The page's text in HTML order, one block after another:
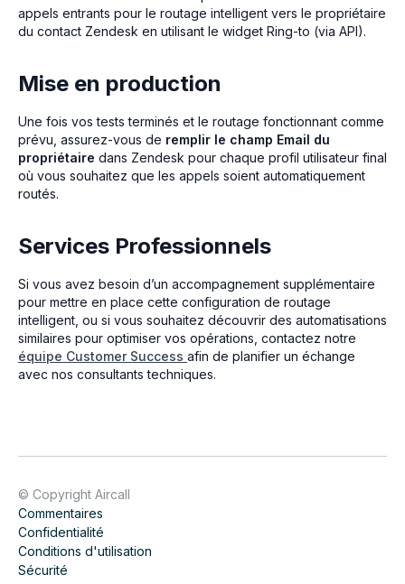
appels entrants pour le routage intelligent vers le propriétaire
du contact Zendesk en utilisant le widget Ring-to (via API).
Mise en production
Une fois vos tests terminés et le routage fonctionnant comme
prévu, assurez-vous de remplir le champ Email du
propriétaire dans Zendesk pour chaque profil utilisateur final
où vous souhaitez que les appels soient automatiquement
routés.
Services Professionnels
Si vous avez besoin d’un accompagnement supplémentaire
pour mettre en place cette configuration de routage
intelligent, ou si vous souhaitez découvrir des automatisations
similaires pour optimiser vos opérations, contactez notre
équipe Customer Success afin de planifier un échange
avec nos consultants techniques.
© Copyright Aircall
Commentaires
Confidentialité
Conditions d'utilisation
Sécurité